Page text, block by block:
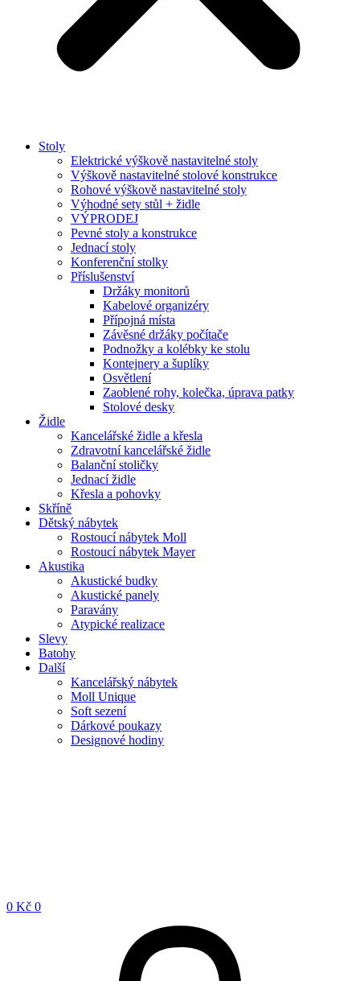
Stoly
Elektrické výškově nastavitelné stoly
Výškově nastavitelné stolové konstrukce
Rohové výškově nastavitelné stoly
Výhodné sety stůl + židle
VÝPRODEJ
Pevné stoly a konstrukce
Jednací stoly
Konferenční stolky
Příslušenství
Držáky monitorů
Kabelové organizéry
Přípojná místa
Závěsné držáky počítače
Podnožky a kolébky ke stolu
Kontejnery a šuplíky
Osvětlení
Zaoblené rohy, kolečka, úprava patky
Stolové desky
Židle
Kancelářské židle a křesla
Zdravotní kancelářské židle
Balanční stoličky
Jednací židle
Křesla a pohovky
Skříně
Dětský nábytek
Rostoucí nábytek Moll
Rostoucí nábytek Mayer
Akustika
Akustické budky
Akustické panely
Paravány
Atypické realizace
Slevy
Batohy
Další
Kancelářský nábytek
Moll Unique
Soft sezení
Dárkové poukazy
Designové hodiny
0 Kč 0